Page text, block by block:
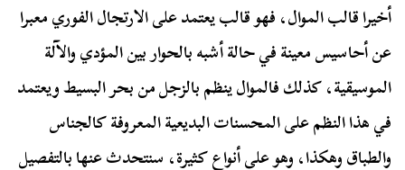
أخيرا قالب الموال، فهو قالب يعتمد على الارتجال الفوري معبرا
عن أحاسيس معينة في حالة أشبه بالحوار بين المؤدي والآلة
الموسيقية، كذلك فالموال ينظم بالزجل من بحر البسيط ويعتمد
في هذا النظم على المحسنات البديعية المعروفة كالجناس
والطباق وهكذا، وهو على أنواع كثيرة، سنتحدث عنها بالتفصيل